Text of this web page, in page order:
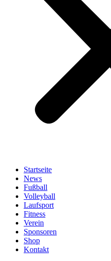
Startseite
News
Fußball
Volleyball
Laufsport
Fitness
Verein
Sponsoren
Shop
Kontakt